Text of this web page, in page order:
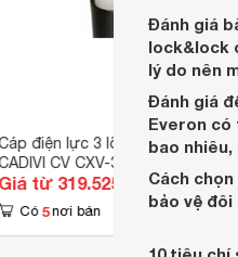
điện lực 3 lõi CXV-3R-600V
CV CXV-3×38
Giá từ 319.525 đ
Có 5 nơi bán
Đánh giá
lock&lock
lý do nên
Đánh giá
Everon
bao nhiêu,
Cách
bảo vệ đôi